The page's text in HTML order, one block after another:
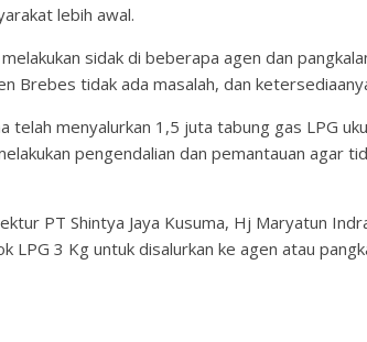
lebih awal.
sidak di beberapa agen dan
Brebes tidak ada masalah, dan
telah menyalurkan 1,5 juta tabung gas LPG
pengendalian dan pemantauan agar
PT Shintya Jaya Kusuma, Hj Maryatun
LPG 3 Kg untuk disalurkan ke agen atau